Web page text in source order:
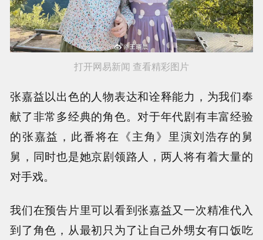
打开网易新闻 查看精彩图片
张嘉益以出色的人物表达和诠释能力，为我们奉
献了非常多经典的角色。对于年代剧有丰富经验
的张嘉益，此番将在《主角》里演刘浩存的舅
舅，同时也是她京剧领路人，两人将有着大量的
对手戏。
我们在预告片里可以看到张嘉益又一次精准代入
到了角色，从最初只为了让自己外甥女有口饭吃